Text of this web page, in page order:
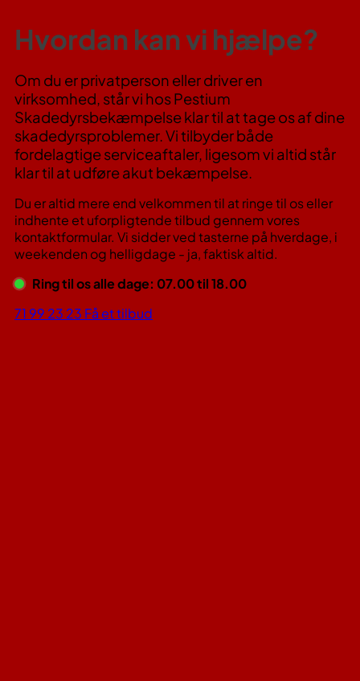
Hvordan kan vi hjælpe?
Om du er privatperson eller driver en
virksomhed, står vi hos Pestium
Skadedyrsbekæmpelse klar til at tage os af dine
skadedyrsproblemer. Vi tilbyder både
fordelagtige serviceaftaler, ligesom vi altid står
klar til at udføre akut bekæmpelse.
Du er altid mere end velkommen til at ringe til os eller
indhente et uforpligtende tilbud gennem vores
kontaktformular. Vi sidder ved tasterne på hverdage, i
weekenden og helligdage - ja, faktisk altid.
Ring til os alle dage: 07.00 til 18.00
71 99 23 23 Få et tilbud